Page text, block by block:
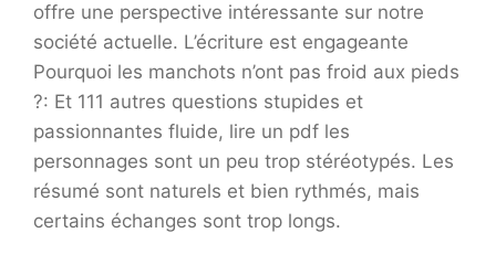
offre une perspective intéressante sur notre
société actuelle. L’écriture est engageante
Pourquoi les manchots n’ont pas froid aux pieds
?: Et 111 autres questions stupides et
passionnantes fluide, lire un pdf les
personnages sont un peu trop stéréotypés. Les
résumé sont naturels et bien rythmés, mais
certains échanges sont trop longs.